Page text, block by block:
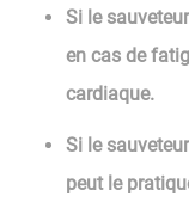
Si le
en cas de
cardiaque.
Si le
peut le